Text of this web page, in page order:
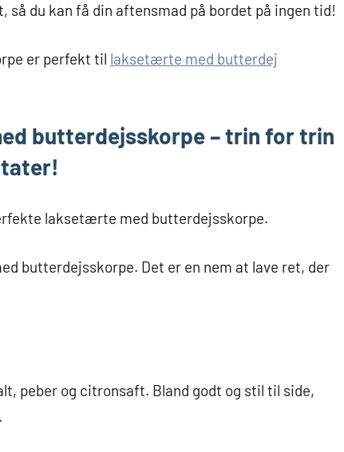
du kan få din aftensmad på bordet på ingen tid!
er perfekt til laksetærte med butterdej
butterdejsskorpe – trin for trin
laksetærte med butterdejsskorpe.
butterdejsskorpe. Det er en nem at lave ret, der
peber og citronsaft. Bland godt og stil til side,